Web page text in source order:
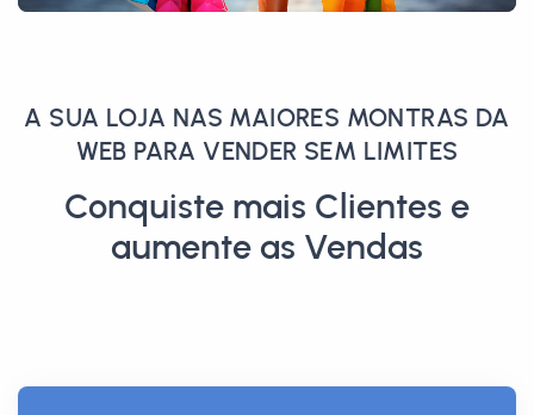
A SUA LOJA NAS MAIORES MONTRAS DA
WEB PARA VENDER SEM LIMITES
Conquiste mais Clientes e
aumente as Vendas